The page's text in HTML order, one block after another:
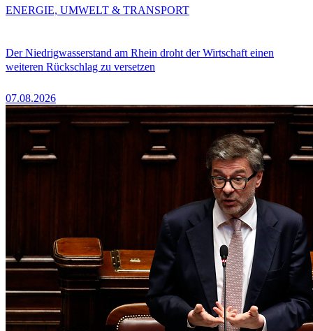
Der Niedrigwasserstand am Rhein droht der Wirtschaft einen
weiteren Rückschlag zu versetzen
07.08.2026
ENERGIE, UMWELT & TRANSPORT